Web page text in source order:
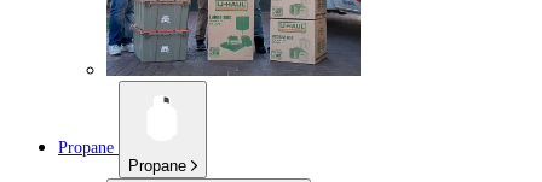
Propane
Propane